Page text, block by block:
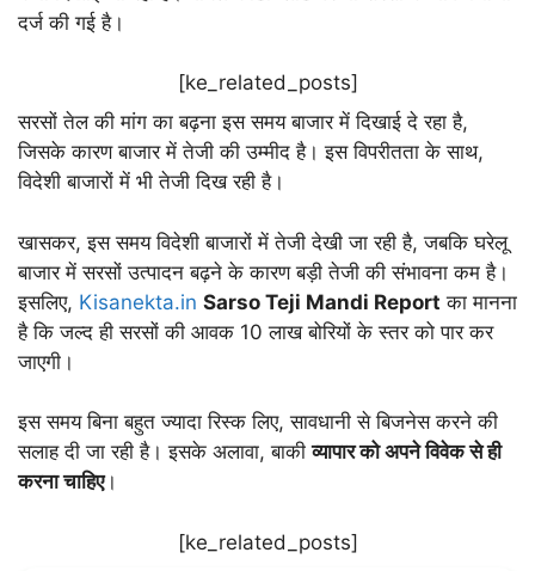
दर्ज की गई है।
[ke_related_posts]
सरसों तेल की मांग का बढ़ना इस समय बाजार में दिखाई दे रहा है,
जिसके कारण बाजार में तेजी की उम्मीद है। इस विपरीतता के साथ,
विदेशी बाजारों में भी तेजी दिख रही है।
खासकर, इस समय विदेशी बाजारों में तेजी देखी जा रही है, जबकि घरेलू
बाजार में सरसों उत्पादन बढ़ने के कारण बड़ी तेजी की संभावना कम है।
इसलिए, Kisanekta.in Sarso Teji Mandi Report का मानना
है कि जल्द ही सरसों की आवक 10 लाख बोरियों के स्तर को पार कर
जाएगी।
इस समय बिना बहुत ज्यादा रिस्क लिए, सावधानी से बिजनेस करने की
सलाह दी जा रही है। इसके अलावा, बाकीव्यापार को अपने विवेक से ही
करना चाहिए।
[ke_related_posts]